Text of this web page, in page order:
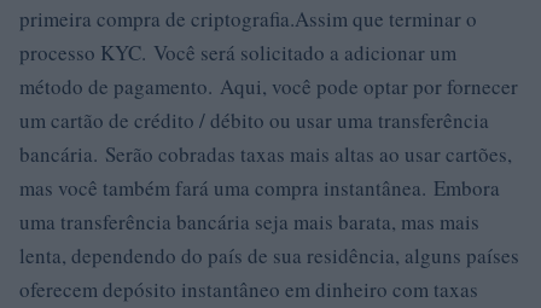
primeira compra de criptografia.Assim que terminar o
processo KYC. Você será solicitado a adicionar um
método de pagamento. Aqui, você pode optar por fornecer
um cartão de crédito / débito ou usar uma transferência
bancária. Serão cobradas taxas mais altas ao usar cartões,
mas você também fará uma compra instantânea. Embora
uma transferência bancária seja mais barata, mas mais
lenta, dependendo do país de sua residência, alguns países
oferecem depósito instantâneo em dinheiro com taxas